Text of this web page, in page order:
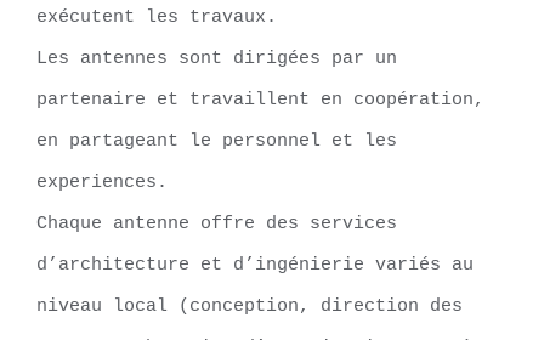
exécutent les travaux.
Les antennes sont dirigées par un
partenaire et travaillent en coopération,
en partageant le personnel et les
experiences.
Chaque antenne offre des services
d’architecture et d’ingénierie variés au
niveau local (conception, direction des